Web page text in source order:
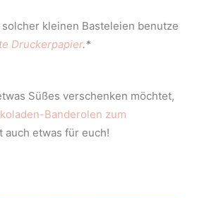
kleinen Basteleien benutze
Druckerpapier.*
Süßes verschenken möchtet,
Banderolen zum
auch etwas für euch!